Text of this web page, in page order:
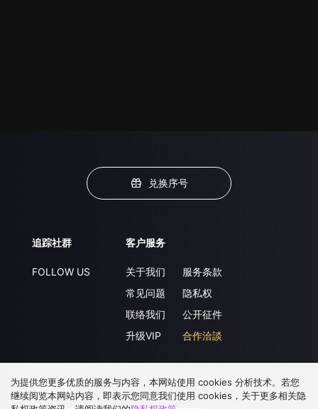
兑换序号
追踪社群
FOLLOW US
客户服务
关于我们
常见问题
联络我们
升级VIP
服务条款
隐私权
公开征件
合作洽談
下载 APP
为提供您更多优质的服务与内容，本网站使用 cookies 分析技术。若您
继续阅览本网站内容，即表示您同意我们使用 cookies，关于更多相关隐